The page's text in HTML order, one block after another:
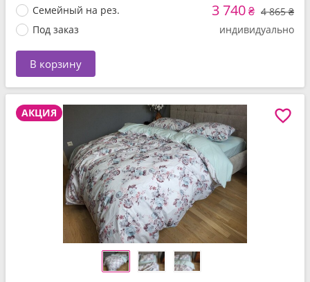
Семейный на рез.
3 740₴ 4 865 ₴
Под заказ
индивидуально
В корзину
АКЦИЯ